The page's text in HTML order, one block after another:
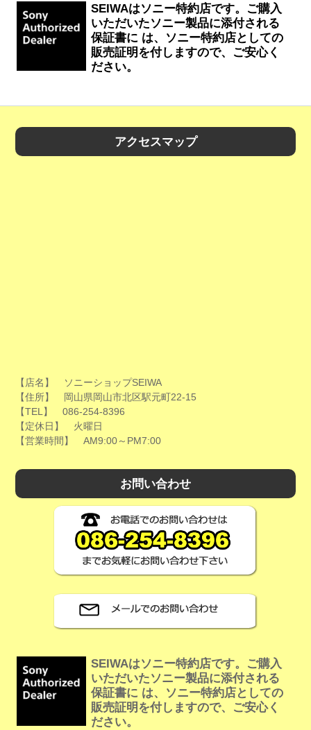
SEIWAはソニー特約店です。ご購入
いただいたソニー製品に添付される
保証書に は、ソニー特約店としての
販売証明を付しますので、ご安心く
ださい。
アクセスマップ
【店名】 ソニーショップSEIWA
【住所】 岡山県岡山市北区駅元町22-15
【TEL】 086-254-8396
【定休日】 火曜日
【営業時間】 AM9:00～PM7:00
お問い合わせ
SEIWAはソニー特約店です。ご購入
いただいたソニー製品に添付される
保証書に は、ソニー特約店としての
販売証明を付しますので、ご安心く
ださい。